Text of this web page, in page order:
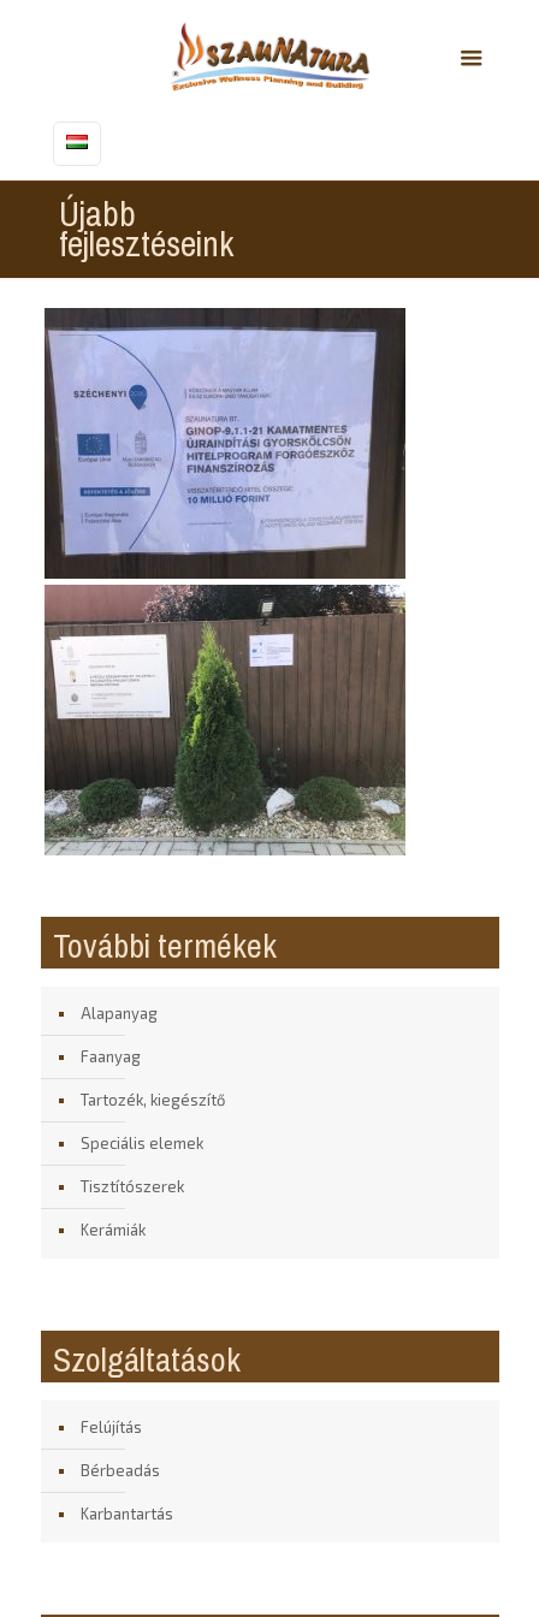
Újabb
fejlesztéseink
További termékek
Alapanyag
Faanyag
Tartozék, kiegészítő
Speciális elemek
Tisztítószerek
Kerámiák
Szolgáltatások
Felújítás
Bérbeadás
Karbantartás